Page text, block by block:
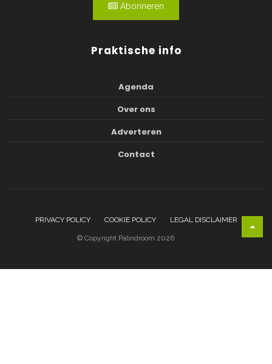
Abonneren
Praktische info
Agenda
Over ons
Adverteren
Contact
PRIVACY POLICY COOKIE POLICY LEGAL DISCLAIMER
© Copyright Palindroom 2026